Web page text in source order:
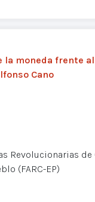
la moneda frente
Cano
Revolucionarias
(FARC-EP)